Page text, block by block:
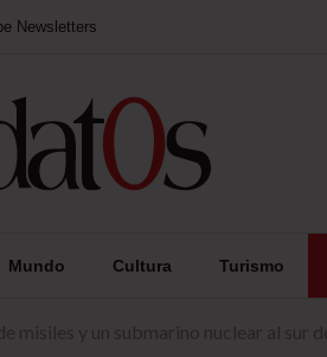
Newsletters
Mundo Cultura Turismo